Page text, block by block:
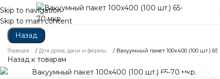
Skip to navigation
Skip to main content
Назад
Главная / Для дома, дачи и фермы / Вакуумный пакет 100х400 (100 шт.)
Назад к товарам